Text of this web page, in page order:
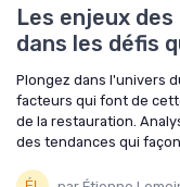
Les enjeux
dans les défis
Plongez dans l'univers
facteurs qui font de
de la restauration.
des tendances qui